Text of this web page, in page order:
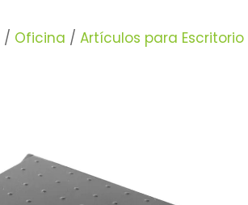
/ Oficina /Artículos para Escritorio